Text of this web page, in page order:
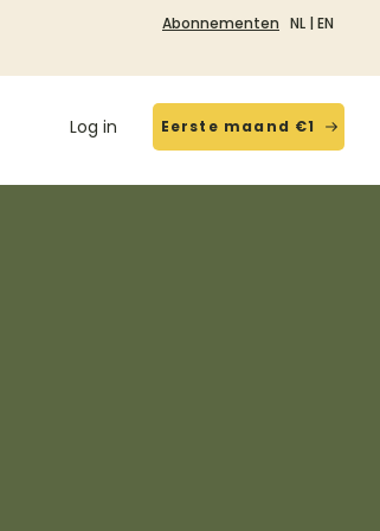
Abonnementen NL | EN
Log in Eerste maand €1